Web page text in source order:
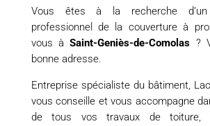
Vous êtes à la recherche d’un
professionnel de la couverture à
vous àSaint-Geniès-de-Comolas ?
bonne adresse.
Entreprise spécialiste du bâtiment,
vous conseille et vous accompagne
de tous vos travaux de toiture,